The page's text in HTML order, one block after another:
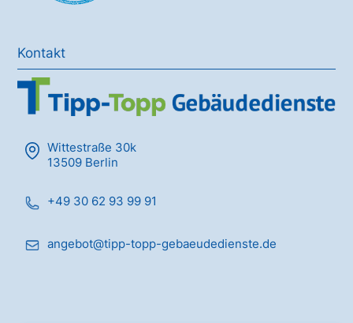
Kontakt
Wittestraße 30k
13509 Berlin
+49 30 62 93 99 91
angebot@tipp-topp-gebaeudedienste.de